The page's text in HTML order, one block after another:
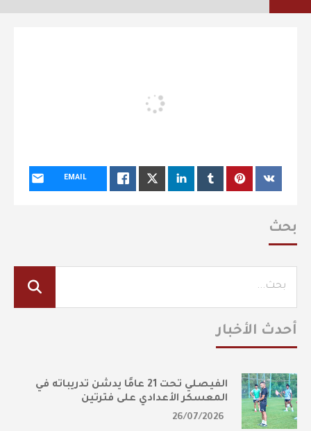
EMAIL
بحث
أحدث الأخبار
الفيصلي تحت 21 عامًا يدشن تدريباته في
المعسكر الأعدادي على فترتين
26/07/2026